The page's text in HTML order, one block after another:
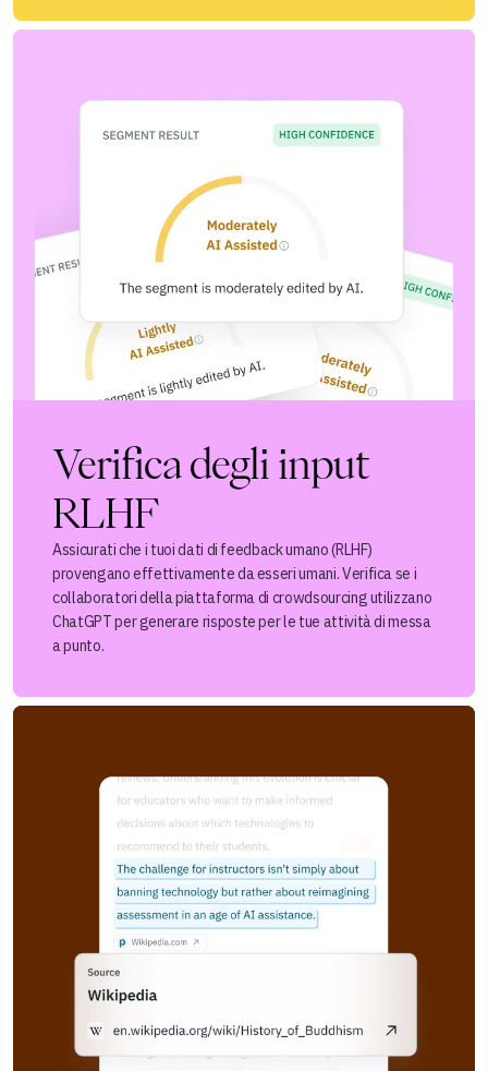
Verifica degli input
RLHF
Assicurati che i tuoi dati di feedback umano (RLHF)
provengano effettivamente da esseri umani. Verifica se i
collaboratori della piattaforma di crowdsourcing utilizzano
ChatGPT per generare risposte per le tue attività di messa
a punto.